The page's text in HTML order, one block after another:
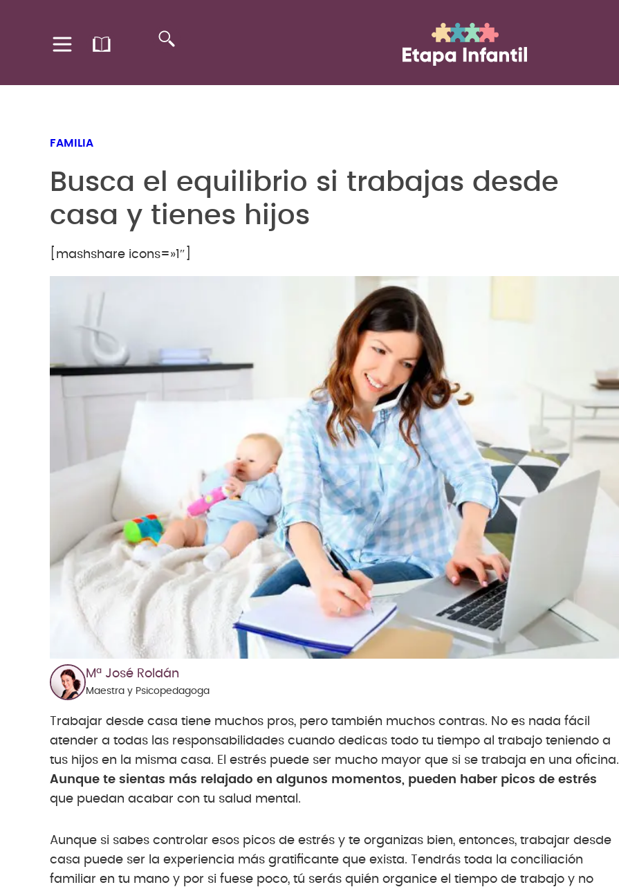
FAMILIA
Busca el equilibrio si trabajas desde
casa y tienes hijos
[mashshare icons=»1″]
Mª José Roldán
Maestra y Psicopedagoga
Trabajar desde casa tiene muchos pros, pero también muchos contras. No es nada fácil
atender a todas las responsabilidades cuando dedicas todo tu tiempo al trabajo teniendo a
tus hijos en la misma casa. El estrés puede ser mucho mayor que si se trabaja en una oficina.
Aunque te sientas más relajado en algunos momentos, pueden haber picos de estrés
que puedan acabar con tu salud mental.
Aunque si sabes controlar esos picos de estrés y te organizas bien, entonces, trabajar desde
casa puede ser la experiencia más gratificante que exista. Tendrás toda la conciliación
familiar en tu mano y por si fuese poco, tú serás quién organice el tiempo de trabajo y no